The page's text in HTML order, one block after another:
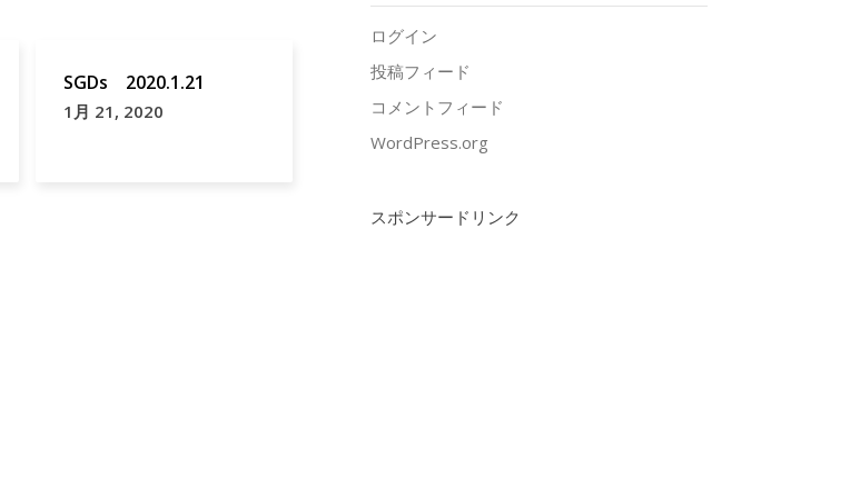
SGDs 2020.1.21
1月 21, 2020
ログイン
投稿フィード
コメントフィード
WordPress.org
スポンサードリンク